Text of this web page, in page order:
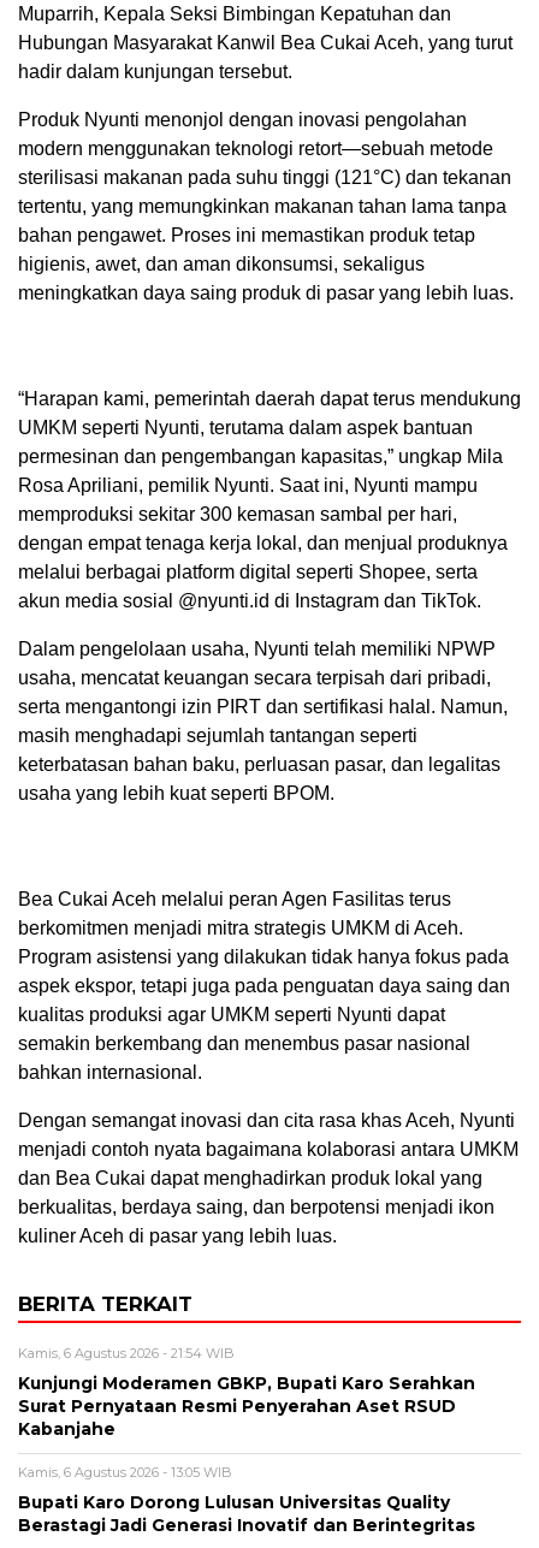
Muparrih, Kepala Seksi Bimbingan Kepatuhan dan
Hubungan Masyarakat Kanwil Bea Cukai Aceh, yang turut
hadir dalam kunjungan tersebut.
Produk Nyunti menonjol dengan inovasi pengolahan
modern menggunakan teknologi retort—sebuah metode
sterilisasi makanan pada suhu tinggi (121°C) dan tekanan
tertentu, yang memungkinkan makanan tahan lama tanpa
bahan pengawet. Proses ini memastikan produk tetap
higienis, awet, dan aman dikonsumsi, sekaligus
meningkatkan daya saing produk di pasar yang lebih luas.
“Harapan kami, pemerintah daerah dapat terus mendukung
UMKM seperti Nyunti, terutama dalam aspek bantuan
permesinan dan pengembangan kapasitas,” ungkap Mila
Rosa Apriliani, pemilik Nyunti. Saat ini, Nyunti mampu
memproduksi sekitar 300 kemasan sambal per hari,
dengan empat tenaga kerja lokal, dan menjual produknya
melalui berbagai platform digital seperti Shopee, serta
akun media sosial @nyunti.id di Instagram dan TikTok.
Dalam pengelolaan usaha, Nyunti telah memiliki NPWP
usaha, mencatat keuangan secara terpisah dari pribadi,
serta mengantongi izin PIRT dan sertifikasi halal. Namun,
masih menghadapi sejumlah tantangan seperti
keterbatasan bahan baku, perluasan pasar, dan legalitas
usaha yang lebih kuat seperti BPOM.
Bea Cukai Aceh melalui peran Agen Fasilitas terus
berkomitmen menjadi mitra strategis UMKM di Aceh.
Program asistensi yang dilakukan tidak hanya fokus pada
aspek ekspor, tetapi juga pada penguatan daya saing dan
kualitas produksi agar UMKM seperti Nyunti dapat
semakin berkembang dan menembus pasar nasional
bahkan internasional.
Dengan semangat inovasi dan cita rasa khas Aceh, Nyunti
menjadi contoh nyata bagaimana kolaborasi antara UMKM
dan Bea Cukai dapat menghadirkan produk lokal yang
berkualitas, berdaya saing, dan berpotensi menjadi ikon
kuliner Aceh di pasar yang lebih luas.
BERITA TERKAIT
Kamis, 6 Agustus 2026 - 21:54 WIB
Kunjungi Moderamen GBKP, Bupati Karo Serahkan
Surat Pernyataan Resmi Penyerahan Aset RSUD
Kabanjahe
Kamis, 6 Agustus 2026 - 13:05 WIB
Bupati Karo Dorong Lulusan Universitas Quality
Berastagi Jadi Generasi Inovatif dan Berintegritas